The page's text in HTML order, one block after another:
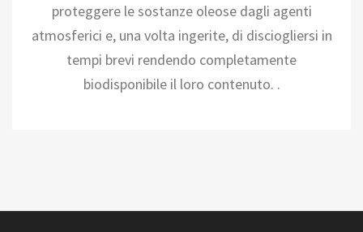
proteggere le sostanze oleose dagli agenti
atmosferici e, una volta ingerite, di disciogliersi in
tempi brevi rendendo completamente
biodisponibile il loro contenuto. .